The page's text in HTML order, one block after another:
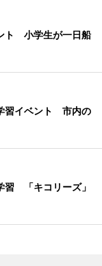
ト 小学生が一日船
習イベント 市内の
習 「キコリーズ」